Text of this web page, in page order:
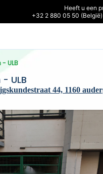
Heeft u een
+32 2 880 05 50
ULB
ULB
44, 1160